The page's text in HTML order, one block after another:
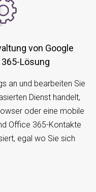
Lösung
an und bearbeiten Sie
Dienst handelt,
oder eine mobile
Office 365-Kontakte
egal wo Sie sich